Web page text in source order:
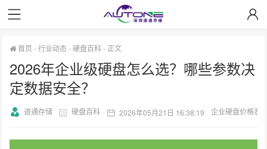
首页 -行业动态-硬盘百科- 正文
2026年企业级硬盘怎么选？哪些参数决
定数据安全？
道通存储 硬盘百科 2026年05月21日 16:38:19 企业硬盘价格表